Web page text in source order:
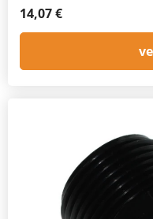
14,07 €